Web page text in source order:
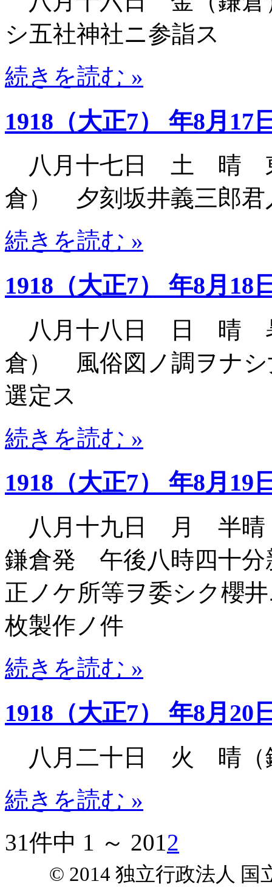
シ五社神社ニ参詣ス
続きを読む »
1918（大正7） 年8月17
八月十七日 土 晴 東
倉） 夕刻坂井義三郎君
続きを読む »
1918（大正7） 年8月18
八月十八日 日 晴 暑
倉） 風俗図ノ調ヲナシ
選定ス
続きを読む »
1918（大正7） 年8月19
八月十九日 月 半晴
鎌倉発 午後八時四十
正ノケ所等ヲ委シク櫻
枚製作ノ件
続きを読む »
1918（大正7） 年8月20
八月二十日 火 晴（
続きを読む »
31件中 1 ～ 2012
© 2014 独立行政法人 国